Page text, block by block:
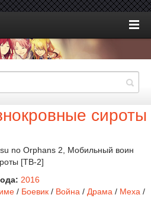
сироты
no Orphans 2, Мобильный воин
[ТВ-2]
2016
/ Боевик / Война / Драма / Меха /